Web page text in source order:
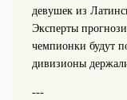
девушек из
Эксперты
чемпионки будут
дивизионы
---